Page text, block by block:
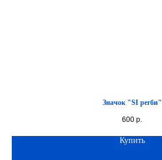
Значок "SI регби"
600 р.
Купить